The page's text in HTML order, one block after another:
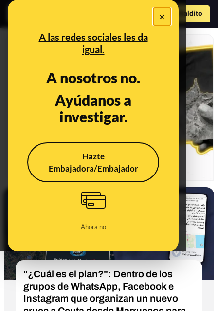
×
A las redes sociales les da
igual.
A nosotros no.
Ayúdanos a
investigar.
Hazte
Embajadora/Embajador
Ahora no
Hazte Maldita
Ceuta, hecho a hecho y
bulo a bulo
"¿Cuál es el plan?": Dentro de los
grupos de WhatsApp, Facebook e
Instagram que organizan un nuevo